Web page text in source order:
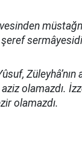
Züleyhâ’nın
olamazdı.
olamazdı.